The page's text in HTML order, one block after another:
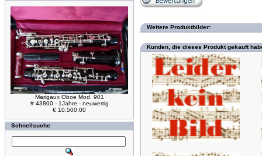
Marigaux Oboe Mod. 901
# 43800 - 1Jahre - neuwertig
€ 10.500,00
Schnellsuche
Weitere Produktbilder:
Kunden, die dieses Produkt gekauft